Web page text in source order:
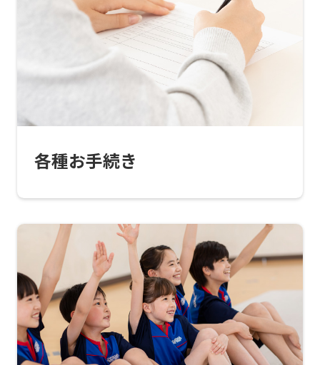
各種お手続き
into
English.
Click
the
below
translation)
return
to
the
top
page.
However,